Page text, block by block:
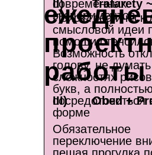
современных
экспериментов
Обязательное
переключение
III)
Поиск
смысловой идеи
помощи
Возможность
голову, не
сложностях
букв, а
сосредоточиться
форме
II)
работы
Obed +
Trafarety